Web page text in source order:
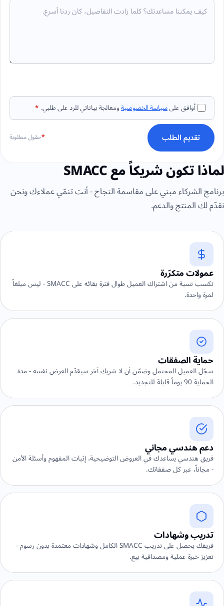
أوافق علىسياسة الخصوصيةومعالجة بياناتي للرد على طلبي. *
تقديم الطلب *حقول مطلوبة
لماذا تكون شريكاً مع SMACC
برنامج الشركاء مبني على مقاسمة النجاح - أنت تنمّي عملاءك ونحن
نقدّم لك المنتج والدعم.
عمولات متكرّرة
تكسب نسبة من اشتراك العميل طوال فترة بقائه على SMACC - ليس مبلغاً
لمرة واحدة.
حماية الصفقات
سجّل العميل المحتمل وضمّن أن لا شريك آخر سيقدّم العرض نفسه - مدة
الحماية 90 يوماً قابلة للتجديد.
دعم هندسي مجاني
فريق هندسي يساعدك في العروض التوضيحية، إثبات المفهوم وأسئلة الأمن
- مجاناً، عبر كل صفقاتك.
تدريب وشهادات
فريقك يحصل على تدريب SMACC الكامل وشهادات معتمدة بدون رسوم -
تعزيز خبرة عملية ومصداقية بيع.